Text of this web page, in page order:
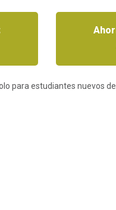
para estudiantes nuevos